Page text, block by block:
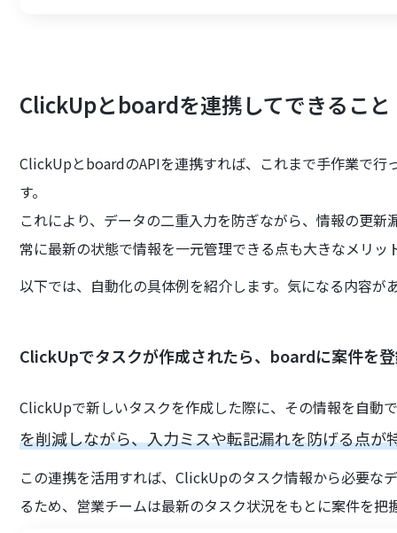
ClickUpとboardを連携してできること
ClickUpとboardのAPIを連携すれば、これまで手作業で行
す。
これにより、データの二重入力を防ぎながら、情報の更
常に最新の状態で情報を一元管理できる点も大きなメリッ
以下では、自動化の具体例を紹介します。気になる内容
ClickUpでタスクが作成されたら、boardに案件を
ClickUpで新しいタスクを作成した際に、その情報を自動
を削減しながら、入力ミスや転記漏れを防げる点が
この連携を活用すれば、ClickUpのタスク情報から必要な
るため、営業チームは最新のタスク状況をもとに案件を